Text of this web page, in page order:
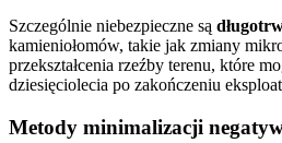
Szczególnie niebezpieczne są
kamieniołomów, takie jak zmiany
przekształcenia rzeźby terenu, które
dziesięciolecia po zakończeniu
Metody minimalizacji